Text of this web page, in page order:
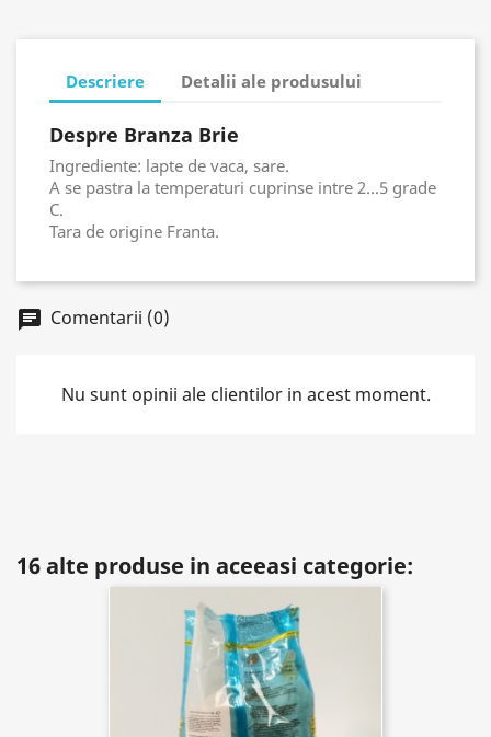
Descriere Detalii ale produsului
Despre Branza Brie
Ingrediente: lapte de vaca, sare.
A se pastra la temperaturi cuprinse intre 2...5 grade
C.
Tara de origine Franta.
chat Comentarii (0)
Nu sunt opinii ale clientilor in acest moment.
16 alte produse in aceeasi categorie: